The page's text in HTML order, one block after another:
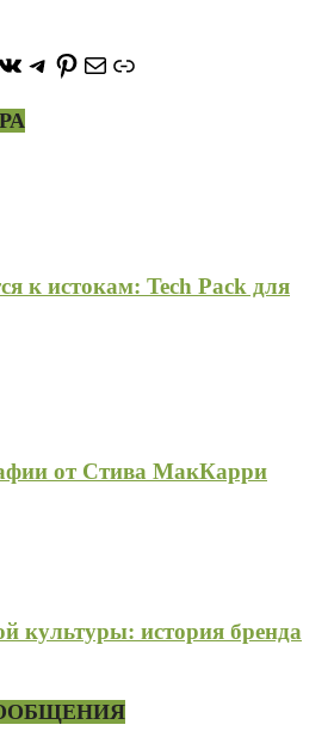
vk.com/
https://t.me/stoneforest
https://
ПочтаСсылка
к истокам: Tech Pack для
от Стива МакКарри
культуры: история бренда